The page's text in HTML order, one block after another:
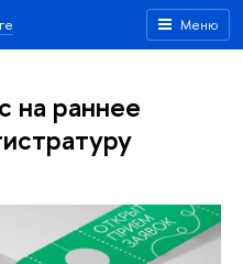
Меню
на раннее